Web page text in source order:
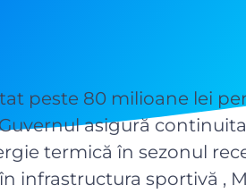
peste 80 milioane lei
asigură
termică în sezonul
infrastructura sportivă ,